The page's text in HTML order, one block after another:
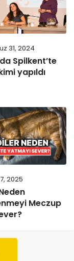
31, 2024
Spilkent’te
yapıldı
2025
Meczup